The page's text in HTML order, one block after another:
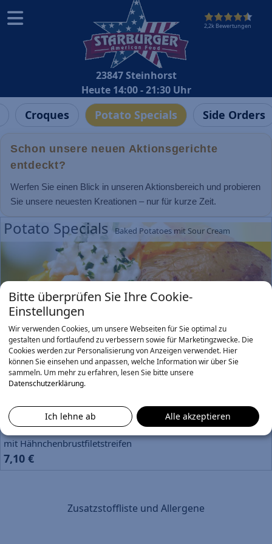
2,2k Bewertungen
23847 Steinhorst
Heute 14:00 - 21:30 Uhr
Croques Potato Specials Side Orders
Schon unsere neuen Aktionsgerichte
entdeckt?
Werfen Sie einen Blick in unseren Aktionsbereich und probieren
Sie unsere neuesten Kreationen – nur für kurze Zeit.
Potato Specials Baked Potatoes mit Sour Cream
Simply Potato
6,10 €
Little Richard Info
mit Mais, Tomaten und Paprika
Chuck Berry Info
mit Hähnchenbrustfiletstreifen
7,10 €
Zusatzstoffliste und Allergene
Bitte überprüfen Sie Ihre Cookie-
Einstellungen
Wir verwenden Cookies, um unsere Webseiten für Sie optimal zu
gestalten und fortlaufend zu verbessern sowie für Marketingzwecke. Die
Cookies werden zur Personalisierung von Anzeigen verwendet. Hier
können Sie einsehen und anpassen, welche Information wir über Sie
sammeln. Um mehr zu erfahren, lesen Sie bitte unsere
Datenschutzerklärung.
Ich lehne ab Alle akzeptieren